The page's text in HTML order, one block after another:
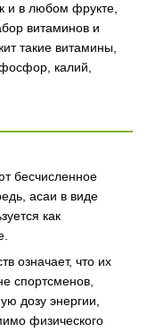
и в любом фрукте,
витаминов и
такие витамины,
фосфор, калий,
бесчисленное
асаи в виде
как
означает, что их
спортсменов,
дозу энергии,
физического